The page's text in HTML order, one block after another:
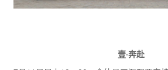
壹·奔赴